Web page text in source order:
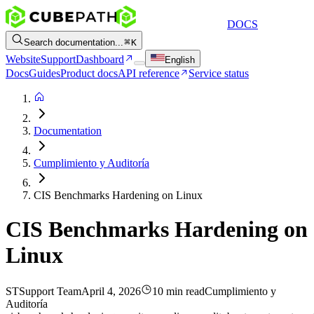
DOCS
Search documentation... K
WebsiteSupportDashboard English
DocsGuidesProduct docsAPI reference Service status
Documentation
Cumplimiento y Auditoría
CIS Benchmarks Hardening on Linux
CIS Benchmarks Hardening on
Linux
STSupport TeamApril 4, 2026 10 min readCumplimiento y
Auditoría